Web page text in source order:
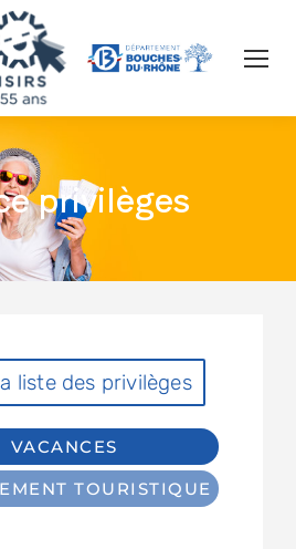
privilèges
liste des privilèges
VACANCES
TOURISTIQUE